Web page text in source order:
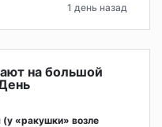
1 день назад
на большой
(у «ракушки» возле